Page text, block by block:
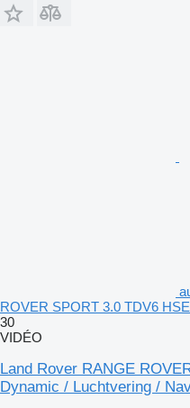
ROVER SPORT 3.0 TDV6
30
VIDÉO
Land Rover RANGE
Dynamic / Luchtvering /